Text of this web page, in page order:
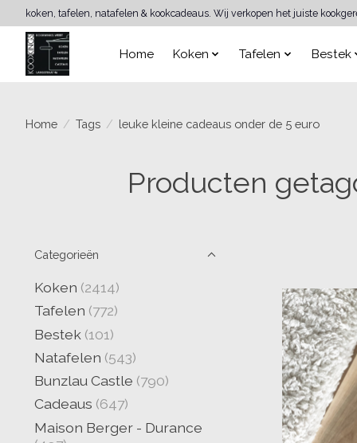
koken, tafelen, natafelen & kookcadeaus. Wij verkopen het juiste
Home Koken Tafelen Bestek
Home / Tags / leuke kleine cadeaus onder de 5 euro
Producten
Categorieën
Koken (2414)
Tafelen (772)
Bestek (101)
Natafelen (543)
Bunzlau Castle (790)
Cadeaus (647)
Maison Berger - Durance